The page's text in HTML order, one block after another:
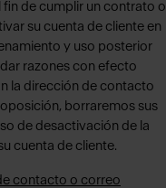
fin de cumplir un contrato o
su cuenta de cliente en
y uso posterior
razones con efecto
la dirección de contacto
borraremos sus
de desactivación de la
cuenta de cliente.
contacto o correo